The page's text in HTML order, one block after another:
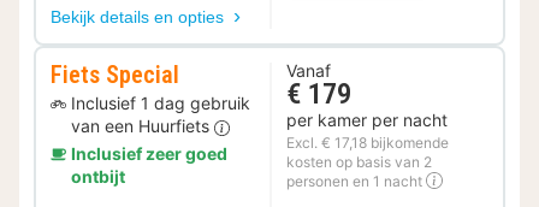
Bekijk details en opties
Fiets Special
Inclusief 1 dag gebruik
van een Huurfiets
Inclusief zeer goed
ontbijt
Vanaf
€ 179
per kamer per nacht
Excl. € 17,18 bijkomende
kosten op basis van 2
personen en 1 nacht